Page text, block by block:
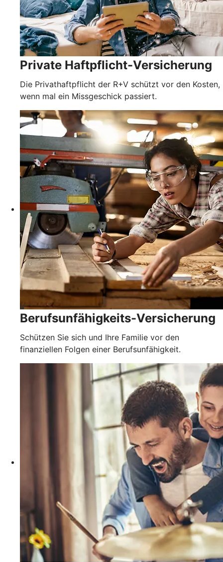
Private Haftpflicht-Versicherung
Die Privathaftpflicht der R+V schützt vor den Kosten,
wenn mal ein Missgeschick passiert.
Berufsunfähigkeits-Versicherung
Schützen Sie sich und Ihre Familie vor den
finanziellen Folgen einer Berufsunfähigkeit.